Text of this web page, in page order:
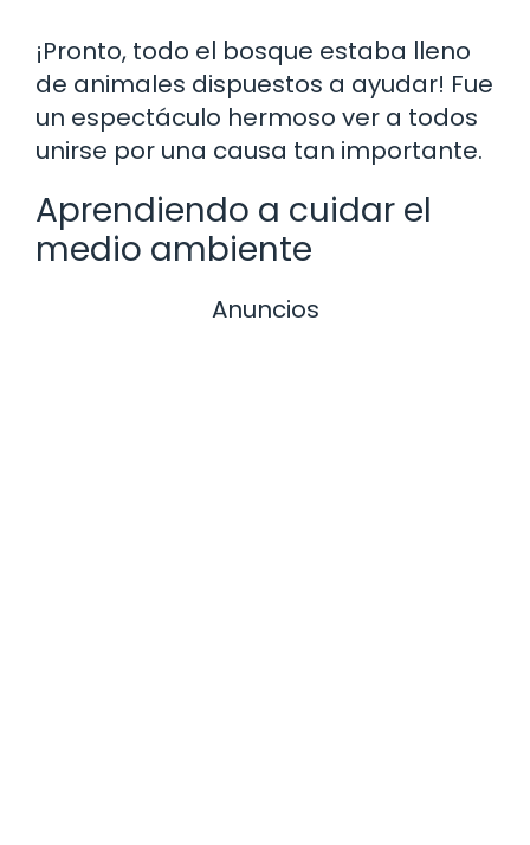
¡Pronto, todo el bosque estaba lleno
de animales dispuestos a ayudar! Fue
un espectáculo hermoso ver a todos
unirse por una causa tan importante.
Aprendiendo a cuidar el
medio ambiente
Anuncios